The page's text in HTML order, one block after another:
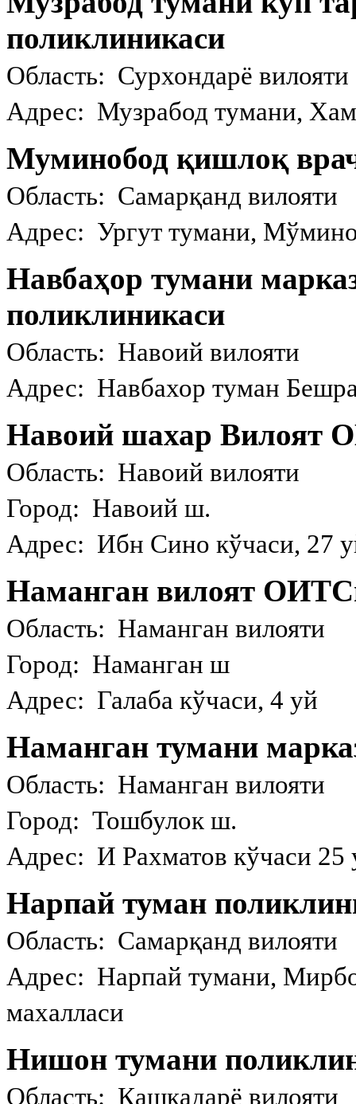
поликлиникаси
Область: Сурхондарё вилояти
Адрес: Музрабод тумани,
Муминобод қишлоқ
Область: Самарқанд вилояти
Адрес: Ургут тумани,
Навбаҳор тумани
поликлиникаси
Область: Навоий вилояти
Адрес: Навбахор туман
Навоий шахар Вилоят
Область: Навоий вилояти
Город: Навоий ш.
Адрес: Ибн Сино кўчаси, 27
Наманган вилоят
Область: Наманган вилояти
Город: Наманган ш
Адрес: Галаба кўчаси, 4 уй
Наманган тумани
Область: Наманган вилояти
Город: Тошбулок ш.
Адрес: И Рахматов кўчаси 25
Нарпай туман
Область: Самарқанд вилояти
Адрес: Нарпай тумани,
махалласи
Нишон тумани
Область: Қашқадарё вилояти